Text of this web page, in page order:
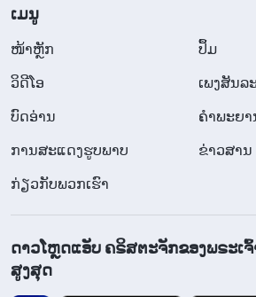
ລັດທິຢູດາກໍໄດ້ປະຕິເສດພຣະອົງ. ນັ້ນບໍ່
ພຣະເຈົ້າເຢໂຮວາບໍ? ແກ່ນແທ້ຂອງກາ
ສາບແຊ່ງໂດຍພຣະເຈົ້າ. ນອກຈາກນັ້ນ,
ການປາກົດຕົວ ແລະ ພາລະກິດຂອງອົງ
ນາຍໃນພຣະຄຳພີໄບເບິນກ່ຽວກັບພຣະອົ
ແມະ, ຍິງສາວບໍລິສຸດຈະຢູ່ກັບເດັກນ້ອຍ
ເອວ” (ມັດທາຍ 1:23)
. ແຕ່ເມື່ອພຣະອົງ
ຖືກເອີ້ນວ່າເອັມມານູເອັນ, ພຣະອົງຖືກເ
​ເມ​ນູ
​ໜ້າຫຼັກ
ປຶ້ມ
ວິ​ດີ​ໂອ
ເພງສັນລ
ບົດອ່ານ
ຄຳພະຍາ
ການສະແດງຮູບພາບ
ຂ່າວສານ
ກ່ຽວກັບພວກເຮົາ
ດາວໂຫຼດແອັບ ຄຣິສຕະຈັກຂອງພຣະເ
ສູງສຸດ